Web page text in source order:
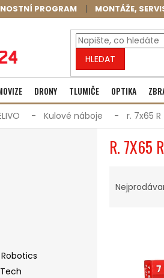
PROGRAM MONTÁŽE,
HLEDAT
DRONY TLUMIČE OPTIKA
Kulové náboje r. 7x65 R
R. 7X65 R